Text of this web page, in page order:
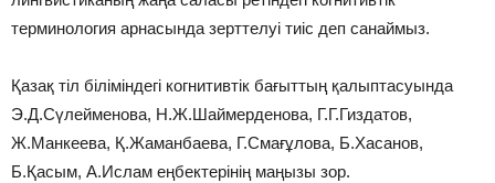
терминология арнасында зерттелуі тиіс деп санаймыз.
Қазақ тіл біліміндегі когнитивтік бағыттың қалыптасуында
Э.Д.Сүлейменова, Н.Ж.Шаймерденова, Г.Г.Гиздатов,
Ж.Манкеева, Қ.Жаманбаева, Г.Смағұлова, Б.Хасанов,
Б.Қасым, А.Ислам еңбектерінің маңызы зор.